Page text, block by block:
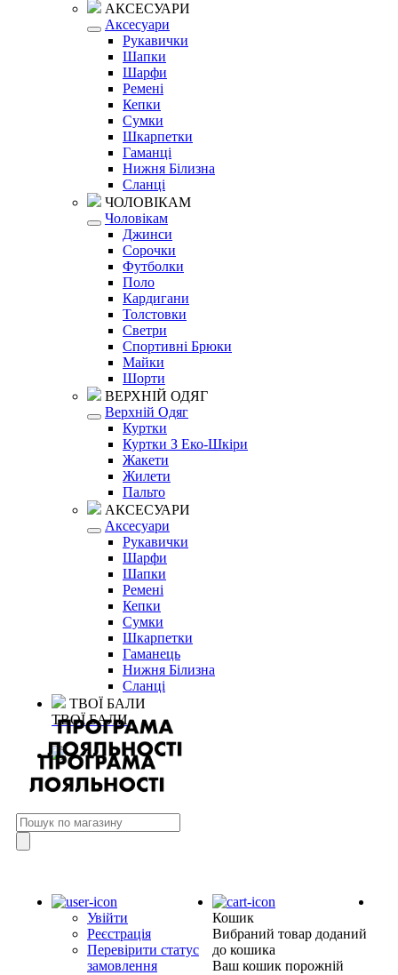
АКСЕСУАРИ
Аксесуари
Рукавички
Шапки
Шарфи
Ремені
Кепки
Сумки
Шкарпетки
Гаманці
Нижня Білизна
Сланці
ЧОЛОВІКАМ
Чоловікам
Джинси
Сорочки
Футболки
Поло
Кардигани
Толстовки
Светри
Спортивні Брюки
Майки
Шорти
ВЕРХНІЙ ОДЯГ
Верхній Одяг
Куртки
Куртки З Еко-Шкіри
Жакети
Жилети
Пальто
АКСЕСУАРИ
Аксесуари
Рукавички
Шарфи
Шапки
Ремені
Кепки
Сумки
Шкарпетки
Гаманець
Нижня Білизна
Сланці
ТВОЇ БАЛИ
ТВОЇ БАЛИ
Увійти
Реєстрація
Перевірити статус
замовлення
Кошик
Вибраний товар доданий
до кошика
Ваш кошик порожній